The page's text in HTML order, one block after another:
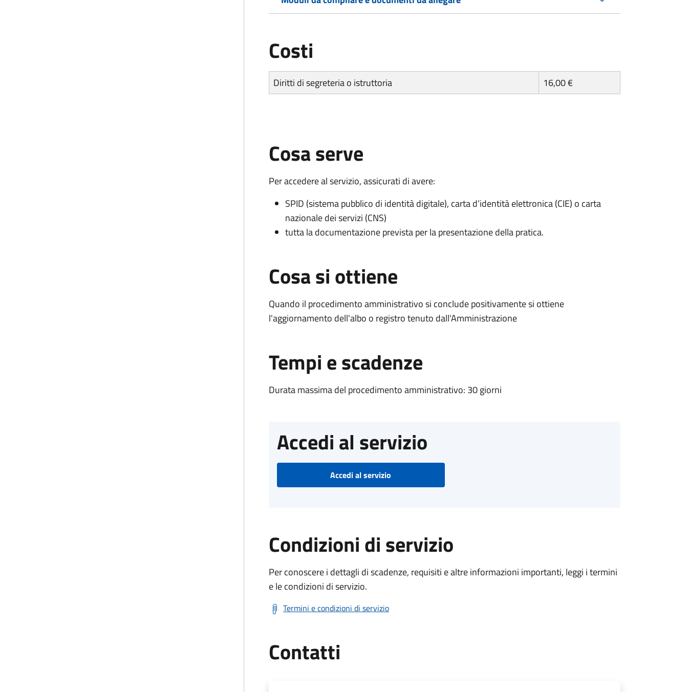
Costi
Diritti di segreteria o istruttoria 16,00 €
Cosa serve
Per accedere al servizio, assicurati di avere:
SPID (sistema pubblico di identità digitale), carta d’identità elettronica (CIE) o carta
nazionale dei servizi (CNS)
tutta la documentazione prevista per la presentazione della pratica.
Cosa si ottiene
Quando il procedimento amministrativo si conclude positivamente si ottiene
l'aggiornamento dell'albo o registro tenuto dall'Amministrazione
Tempi e scadenze
Durata massima del procedimento amministrativo: 30 giorni
Accedi al servizio
Accedi al servizio
Condizioni di servizio
Per conoscere i dettagli di scadenze, requisiti e altre informazioni importanti, leggi i termini
e le condizioni di servizio.
Termini e condizioni di servizio
Contatti